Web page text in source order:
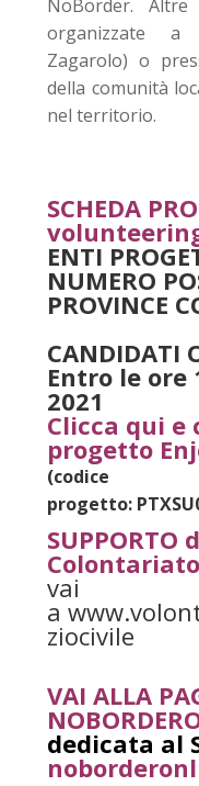
NoBorder.
organizzate a
Zagarolo) o
della comunità
nel territorio.
SCHEDA
ENTI
NUMERO
PROVINCE
CANDIDATI
Entro le ore
2021
Clicca qui
progetto
(codice
progetto:
SUPPORTO
vai
a
ziocivile
VAI ALLA
dedicata al